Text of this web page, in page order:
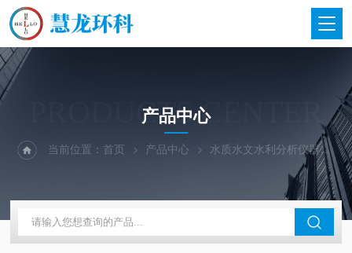
PRODUCTS CENTER
产品中心
当前位置：首页 产品中心 水质水文水利分析仪器